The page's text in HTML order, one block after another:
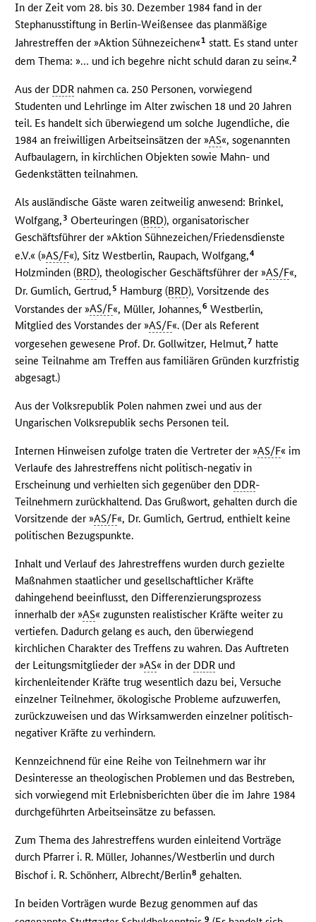
In der Zeit vom 28. bis 30. Dezember 1984 fand in der
Stephanusstiftung in Berlin-Weißensee das planmäßige
Jahrestreffen der »Aktion Sühnezeichen«1 statt. Es stand unter
dem Thema: »… und ich begehre nicht schuld daran zu sein«.2
Aus der DDR nahmen ca. 250 Personen, vorwiegend
Studenten und Lehrlinge im Alter zwischen 18 und 20 Jahren
teil. Es handelt sich überwiegend um solche Jugendliche, die
1984 an freiwilligen Arbeitseinsätzen der »AS«, sogenannten
Aufbaulagern, in kirchlichen Objekten sowie Mahn- und
Gedenkstätten teilnahmen.
Als ausländische Gäste waren zeitweilig anwesend: Brinkel,
Wolfgang,3 Oberteuringen (BRD), organisatorischer
Geschäftsführer der »Aktion Sühnezeichen/Friedensdienste
e.V.« (»AS/F«), Sitz Westberlin, Raupach, Wolfgang,4
Holzminden (BRD), theologischer Geschäftsführer der »AS/F«,
Dr. Gumlich, Gertrud, 5 Hamburg (BRD), Vorsitzende des
Vorstandes der »AS/F«, Müller, Johannes,6 Westberlin,
Mitglied des Vorstandes der »AS/F«. (Der als Referent
vorgesehen gewesene Prof. Dr. Gollwitzer, Helmut,7 hatte
seine Teilnahme am Treffen aus familiären Gründen kurzfristig
abgesagt.)
Aus der Volksrepublik Polen nahmen zwei und aus der
Ungarischen Volksrepublik sechs Personen teil.
Internen Hinweisen zufolge traten die Vertreter der »AS/F« im
Verlaufe des Jahrestreffens nicht politisch-negativ in
Erscheinung und verhielten sich gegenüber den DDR-
Teilnehmern zurückhaltend. Das Grußwort, gehalten durch die
Vorsitzende der »AS/F«, Dr. Gumlich, Gertrud, enthielt keine
politischen Bezugspunkte.
Inhalt und Verlauf des Jahrestreffens wurden durch gezielte
Maßnahmen staatlicher und gesellschaftlicher Kräfte
dahingehend beeinflusst, den Differenzierungsprozess
innerhalb der »AS« zugunsten realistischer Kräfte weiter zu
vertiefen. Dadurch gelang es auch, den überwiegend
kirchlichen Charakter des Treffens zu wahren. Das Auftreten
der Leitungsmitglieder der »AS« in der DDR und
kirchenleitender Kräfte trug wesentlich dazu bei, Versuche
einzelner Teilnehmer, ökologische Probleme aufzuwerfen,
zurückzuweisen und das Wirksamwerden einzelner politisch-
negativer Kräfte zu verhindern.
Kennzeichnend für eine Reihe von Teilnehmern war ihr
Desinteresse an theologischen Problemen und das Bestreben,
sich vorwiegend mit Erlebnisberichten über die im Jahre 1984
durchgeführten Arbeitseinsätze zu befassen.
Zum Thema des Jahrestreffens wurden einleitend Vorträge
durch Pfarrer i. R. Müller, Johannes/Westberlin und durch
Bischof i. R. Schönherr, Albrecht/Berlin8 gehalten.
In beiden Vorträgen wurde Bezug genommen auf das
9